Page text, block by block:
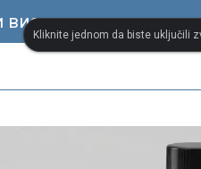
визуелни речник
Kliknite jednom da biste uključili